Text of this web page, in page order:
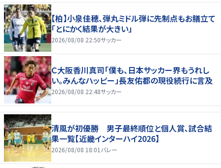
【柏】小泉佳穂、弾丸ミドル弾に先制点もお膳立て
「とにかく結果が大きい」
2026/08/08 22:50サッカー
Ｃ大阪香川真司「僕も、日本サッカー界もうれし
い。みんなハッピー」長友佑都の現役続行に言及
2026/08/08 22:48サッカー
清風が初優勝 男子最終順位と個人賞、試合結
果一覧【近畿インターハイ2026】
2026/08/08 18:01 バレー